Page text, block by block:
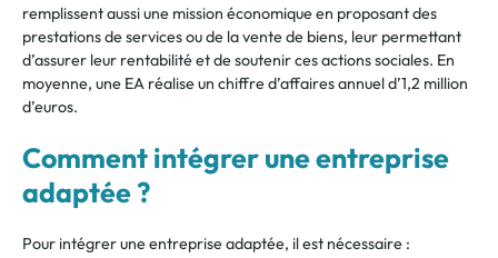
remplissent aussi une mission économique en proposantdes
prestations de services ou de la vente de biens, leur permettant
d’assurer leur rentabilité et de soutenir ces actions sociales. En
moyenne, une EA réalise un chiffre d’affaires annuel d’1,2 million
d’euros.
Comment intégrer une entreprise
adaptée ?
Pour intégrer une entreprise adaptée, il est nécessaire :